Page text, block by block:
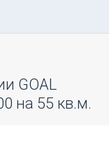
GOAL
на 55 кв.м.